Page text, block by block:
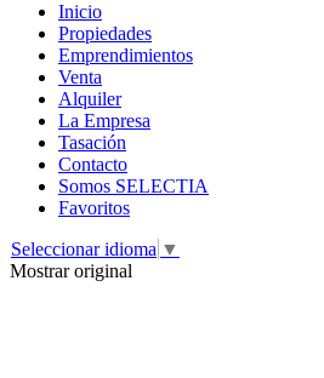
Inicio
Propiedades
Emprendimientos
Venta
Alquiler
La Empresa
Tasación
Contacto
Somos SELECTIA
Favoritos
Seleccionar idioma ▼
Mostrar original